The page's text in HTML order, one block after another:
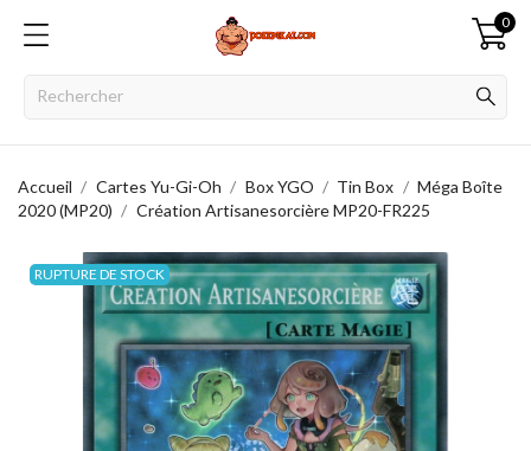
0
Accueil Cartes Yu-Gi-Oh Box YGO Tin Box
Méga Boîte
2020 (MP20)
Création Artisanesorcière MP20-FR225
RUPTURE DE STOCK